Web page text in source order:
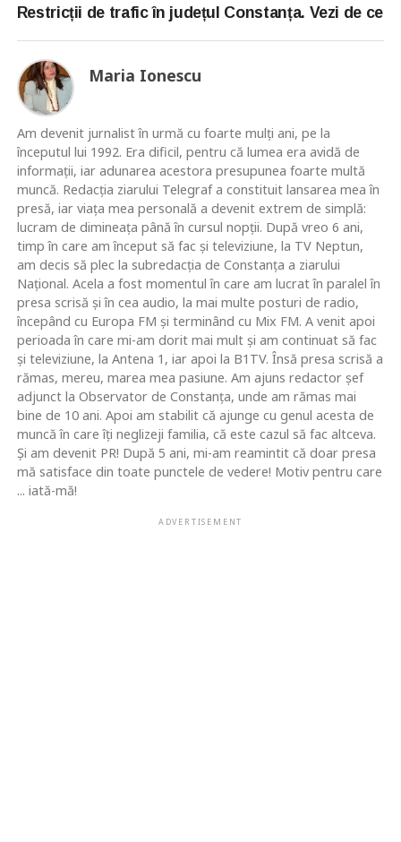
Restricții de trafic în județul Constanța. Vezi de ce
Maria Ionescu
Am devenit jurnalist în urmă cu foarte mulţi ani, pe la
începutul lui 1992. Era dificil, pentru că lumea era avidă de
informaţii, iar adunarea acestora presupunea foarte multă
muncă. Redacţia ziarului Telegraf a constituit lansarea mea în
presă, iar viaţa mea personală a devenit extrem de simplă:
lucram de dimineaţa până în cursul nopţii. După vreo 6 ani,
timp în care am început să fac şi televiziune, la TV Neptun,
am decis să plec la subredacţia de Constanţa a ziarului
Naţional. Acela a fost momentul în care am lucrat în paralel în
presa scrisă şi în cea audio, la mai multe posturi de radio,
începând cu Europa FM şi terminând cu Mix FM. A venit apoi
perioada în care mi-am dorit mai mult şi am continuat să fac
şi televiziune, la Antena 1, iar apoi la B1TV. Însă presa scrisă a
rămas, mereu, marea mea pasiune. Am ajuns redactor şef
adjunct la Observator de Constanţa, unde am rămas mai
bine de 10 ani. Apoi am stabilit că ajunge cu genul acesta de
muncă în care îţi neglizeji familia, că este cazul să fac altceva.
Şi am devenit PR! După 5 ani, mi-am reamintit că doar presa
mă satisface din toate punctele de vedere! Motiv pentru care
... iată-mă!
ADVERTISEMENT